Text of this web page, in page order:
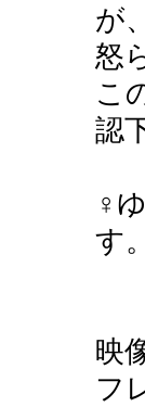
が
怒
こ
認
♀
す。
映
フ